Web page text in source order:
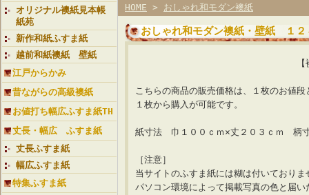
オリジナル襖紙見本帳
紙苑
新作和紙ふすま紙
越前和紙襖紙 壁紙
江戸からかみ
昔ながらの高級襖紙
お値打ち幅広ふすま紙TH
丈長・幅広 ふすま紙
丈長ふすま紙
幅広ふすま紙
特集ふすま紙
HOME > おしゃれ和モダン襖紙
おしゃれ和モダン襖紙・壁紙 １２
【襖紙ランク
こちらの商品の販売価格は、１枚のお値
１枚から購入が可能です。
紙寸法 巾１００ｃｍ×丈２０３ｃｍ 柄
［注意］
当サイトのふすま紙には糊は付いておりま
パソコン環境によって掲載写真の色と届